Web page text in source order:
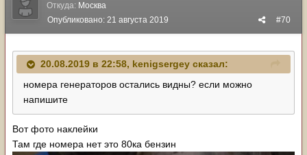
Откуда: Москва
#70
Опубликовано: 21 августа 2019
20.08.2019 в 22:58, kenigsergey сказал:
номера генераторов остались видны? если можно
напишите
Вот фото наклейки
Там где номера нет это 80ка бензин